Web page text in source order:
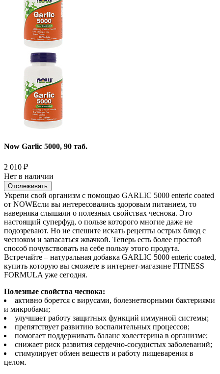
Now Garlic 5000, 90 таб.
2 010 ₽
Нет в наличии
Отслеживать
Укрепи свой организм с помощью GARLIC 5000 enteric coated
от NOWЕсли вы интересовались здоровым питанием, то
наверняка слышали о полезных свойствах чеснока. Это
настоящий суперфуд, о пользе которого многие даже не
подозревают. Но не спешите искать рецепты острых блюд с
чесноком и запасаться жвачкой. Теперь есть более простой
способ почувствовать на себе пользу этого продута.
Встречайте – натуральная добавка GARLIC 5000 enteric coated,
купить которую вы сможете в интернет-магазине FITNESS
FORMULA уже сегодня.
Полезные свойства чеснока:
активно борется с вирусами, болезнетворными бактериями
и микробами;
улучшает работу защитных функций иммунной системы;
препятствует развитию воспалительных процессов;
помогает поддерживать баланс холестерина в организме;
снижает риск развития сердечно-сосудистых заболеваний;
стимулирует обмен веществ и работу пищеварения в
целом.